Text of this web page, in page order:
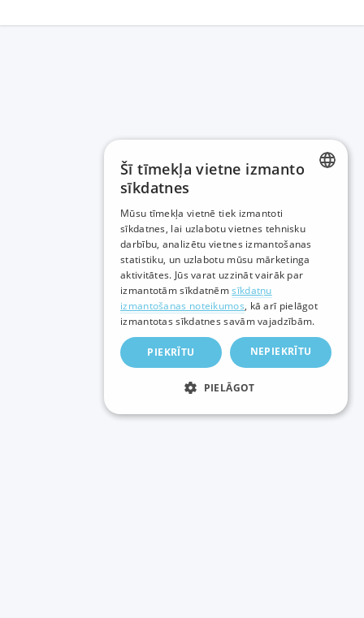
RUSSIAN
ENGLISH
Šī tīmekļa vietne izmanto
sīkdatnes
Mūsu tīmekļa vietnē tiek izmantoti
sīkdatnes, lai uzlabotu vietnes tehnisku
darbību, analizētu vietnes izmantošanas
statistiku, un uzlabotu mūsu mārketinga
aktivitātes. Jūs varat uzzināt vairāk par
izmantotām sīkdatnēmsīkdatņu
izmantošanas noteikumos, kā arī pielāgot
izmantotas sīkdatnes savām vajadzībām.
PIEKRĪTU NEPIEKRĪTU
PIELĀGOT